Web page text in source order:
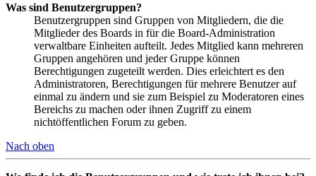
Was sind Benutzergruppen?
Benutzergruppen sind Gruppen von Mitgliedern, die die
Mitglieder des Boards in für die Board-Administration
verwaltbare Einheiten aufteilt. Jedes Mitglied kann mehreren
Gruppen angehören und jeder Gruppe können
Berechtigungen zugeteilt werden. Dies erleichtert es den
Administratoren, Berechtigungen für mehrere Benutzer auf
einmal zu ändern und sie zum Beispiel zu Moderatoren eines
Bereichs zu machen oder ihnen Zugriff zu einem
nichtöffentlichen Forum zu geben.
Nach oben